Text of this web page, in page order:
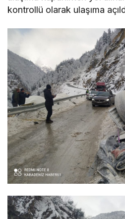
kontrollü olarak ulaşıma